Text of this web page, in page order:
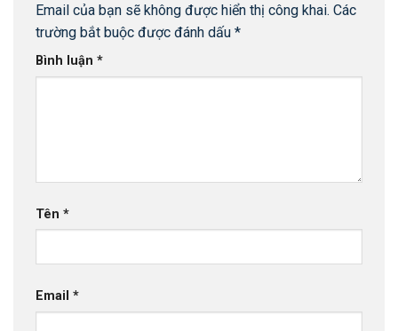
Email của bạn sẽ không được hiển thị công khai. Các
trường bắt buộc được đánh dấu *
Bình luận *
Tên *
Email *